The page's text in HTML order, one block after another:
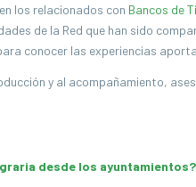
los relacionados con Bancos de
de la Red que han sido
conocer las experiencias
y al acompañamiento,
desde los ayuntamientos?